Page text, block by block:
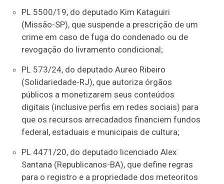
PL 5500/19, do deputado Kim Kataguiri
(Missão-SP), que suspende a prescrição de um
crime em caso de fuga do condenado ou de
revogação do livramento condicional;
PL 573/24, do deputado Aureo Ribeiro
(Solidariedade-RJ), que autoriza órgãos
públicos a monetizarem seus conteúdos
digitais (inclusive perfis em redes sociais) para
que os recursos arrecadados financiem fundos
federal, estaduais e municipais de cultura;
PL 4471/20, do deputado licenciado Alex
Santana (Republicanos-BA), que define regras
para o registro e a propriedade dos meteoritos